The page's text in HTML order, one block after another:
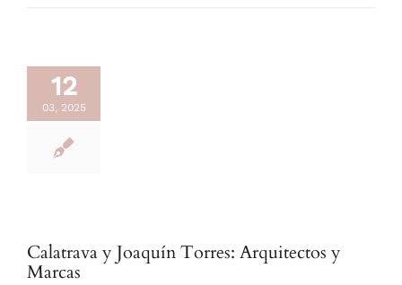
12
03, 2025
Calatrava y Joaquín Torres: Arquitectos y
Marcas